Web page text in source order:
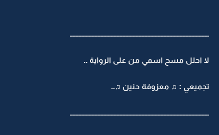
ـــــــــــــــــــــــــــــــــــــــــــــــــــــــــــــــــــــــــــــــــــــــــــــــ
لا احلل مسح اسمي من على الرواية ..
تجميعي : ♫ معزوفة حنين ♫..
ـــــــــــــــــــــــــــــــــــــــــــــــــــــــــــــــــــــــــــــــــــــــــــــــ